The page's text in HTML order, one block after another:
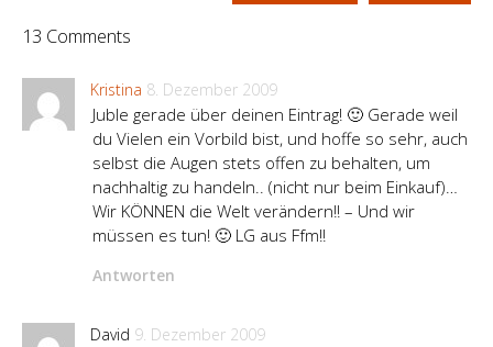
13 Comments
Kristina 8. Dezember 2009
Juble gerade über deinen Eintrag! 🙂 Gerade weil
du Vielen ein Vorbild bist, und hoffe so sehr, auch
selbst die Augen stets offen zu behalten, um
nachhaltig zu handeln.. (nicht nur beim Einkauf)…
Wir KÖNNEN die Welt verändern!! – Und wir
müssen es tun! 🙂 LG aus Ffm!!
Antworten
David 9. Dezember 2009